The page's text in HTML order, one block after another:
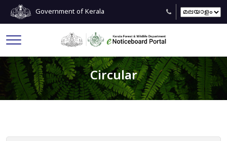
Government of Kerala
Circular